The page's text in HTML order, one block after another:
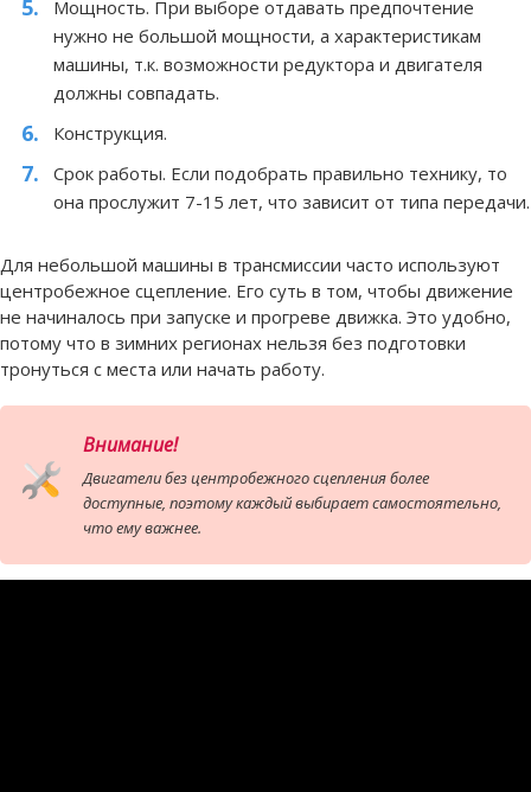
Мощность. При выборе отдавать предпочтение
нужно не большой мощности, а характеристикам
машины, т.к. возможности редуктора и двигателя
должны совпадать.
Конструкция.
Срок работы. Если подобрать правильно технику, то
она прослужит 7-15 лет, что зависит от типа передачи.
Для небольшой машины в трансмиссии часто используют
центробежное сцепление. Его суть в том, чтобы движение
не начиналось при запуске и прогреве движка. Это удобно,
потому что в зимних регионах нельзя без подготовки
тронуться с места или начать работу.
Внимание!
Двигатели без центробежного сцепления более
доступные, поэтому каждый выбирает самостоятельно,
что ему важнее.